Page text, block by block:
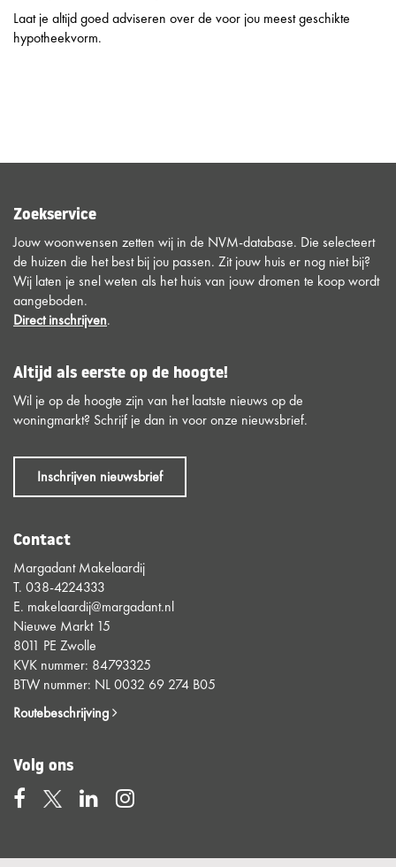
Laat je altijd goed adviseren over de voor jou meest geschikte
hypotheekvorm.
Zoekservice
Jouw woonwensen zetten wij in de NVM-database. Die selecteert
de huizen die het best bij jou passen. Zit jouw huis er nog niet bij?
Wij laten je snel weten als het huis van jouw dromen te koop wordt
aangeboden.
Direct inschrijven.
Altijd als eerste op de hoogte!
Wil je op de hoogte zijn van het laatste nieuws op de
woningmarkt? Schrijf je dan in voor onze nieuwsbrief.
Inschrijven nieuwsbrief
Contact
Margadant Makelaardij
T. 038-4224333
E. makelaardij@margadant.nl
Nieuwe Markt 15
8011 PE Zwolle
KVK nummer: 84793325
BTW nummer: NL 0032 69 274 B05
Routebeschrijving
Volg ons